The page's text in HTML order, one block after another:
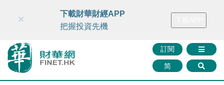
財華智庫網 FINTV FINMETA 財華證券 媒體矩陣
訂閱
简
×
下載財華財經APP
把握投資先機